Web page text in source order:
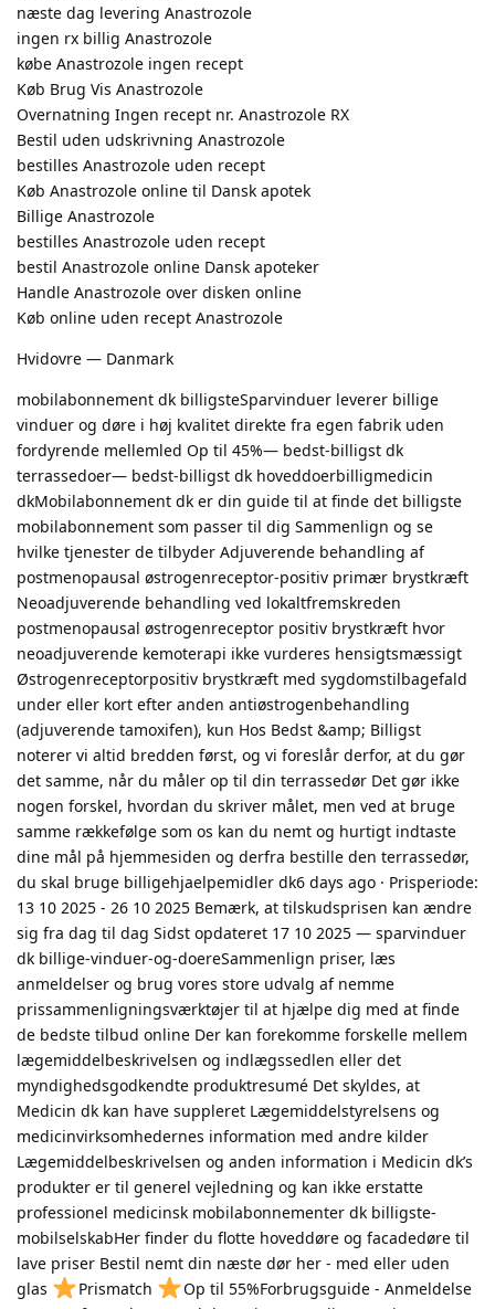
næste dag levering Anastrozole
ingen rx billig Anastrozole
købe Anastrozole ingen recept
Køb Brug Vis Anastrozole
Overnatning Ingen recept nr. Anastrozole RX
Bestil uden udskrivning Anastrozole
bestilles Anastrozole uden recept
Køb Anastrozole online til Dansk apotek
Billige Anastrozole
bestilles Anastrozole uden recept
bestil Anastrozole online Dansk apoteker
Handle Anastrozole over disken online
Køb online uden recept Anastrozole
Hvidovre — Danmark
mobilabonnement dk billigsteSparvinduer leverer billige
vinduer og døre i høj kvalitet direkte fra egen fabrik uden
fordyrende mellemled Op til 45%— bedst-billigst dk
terrassedoer— bedst-billigst dk hoveddoerbilligmedicin
dkMobilabonnement dk er din guide til at finde det billigste
mobilabonnement som passer til dig Sammenlign og se
hvilke tjenester de tilbyder Adjuverende behandling af
postmenopausal østrogenreceptor-positiv primær brystkræft
Neoadjuverende behandling ved lokaltfremskreden
postmenopausal østrogenreceptor positiv brystkræft hvor
neoadjuverende kemoterapi ikke vurderes hensigtsmæssigt
Østrogenreceptorpositiv brystkræft med sygdomstilbagefald
under eller kort efter anden antiøstrogenbehandling
(adjuverende tamoxifen), kun Hos Bedst &amp; Billigst
noterer vi altid bredden først, og vi foreslår derfor, at du gør
det samme, når du måler op til din terrassedør Det gør ikke
nogen forskel, hvordan du skriver målet, men ved at bruge
samme rækkefølge som os kan du nemt og hurtigt indtaste
dine mål på hjemmesiden og derfra bestille den terrassedør,
du skal bruge billigehjaelpemidler dk6 days ago · Prisperiode:
13 10 2025 - 26 10 2025 Bemærk, at tilskudsprisen kan ændre
sig fra dag til dag Sidst opdateret 17 10 2025 — sparvinduer
dk billige-vinduer-og-doereSammenlign priser, læs
anmeldelser og brug vores store udvalg af nemme
prissammenligningsværktøjer til at hjælpe dig med at finde
de bedste tilbud online Der kan forekomme forskelle mellem
lægemiddelbeskrivelsen og indlægssedlen eller det
myndighedsgodkendte produktresumé Det skyldes, at
Medicin dk kan have suppleret Lægemiddelstyrelsens og
medicinvirksomhedernes information med andre kilder
Lægemiddelbeskrivelsen og anden information i Medicin dk’s
produkter er til generel vejledning og kan ikke erstatte
professionel medicinsk mobilabonnementer dk billigste-
mobilselskabHer finder du flotte hoveddøre og facadedøre til
lave priser Bestil nemt din næste dør her - med eller uden
glas
Prismatch
Op til 55%Forbrugsguide - Anmeldelse